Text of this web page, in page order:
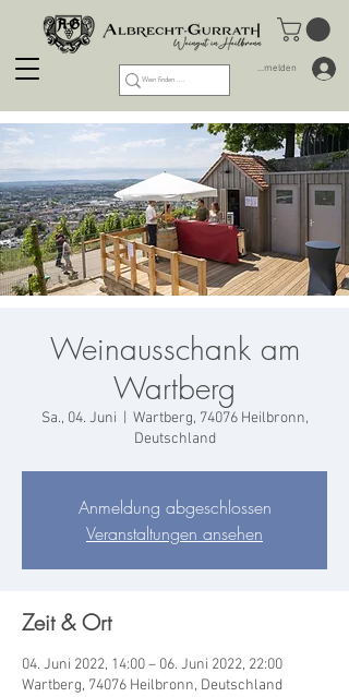
Anmelden
Weinausschank am
Wartberg
Sa., 04. Juni
Wartberg, 74076 Heilbronn,
Deutschland
Anmeldung abgeschlossen
Veranstaltungen ansehen
Zeit & Ort
04. Juni 2022, 14:00 – 06. Juni 2022, 22:00
Wartberg, 74076 Heilbronn, Deutschland